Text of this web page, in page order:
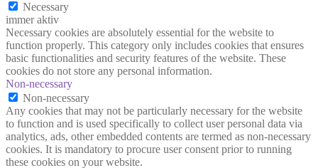
Necessary
immer aktiv
Necessary cookies are absolutely essential for the website to
function properly. This category only includes cookies that ensures
basic functionalities and security features of the website. These
cookies do not store any personal information.
Non-necessary
Non-necessary
Any cookies that may not be particularly necessary for the website
to function and is used specifically to collect user personal data via
analytics, ads, other embedded contents are termed as non-necessary
cookies. It is mandatory to procure user consent prior to running
these cookies on your website.